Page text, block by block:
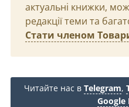
актуальні книжки,
редакції теми та
Стати членом
Читайте нас в Telegram,